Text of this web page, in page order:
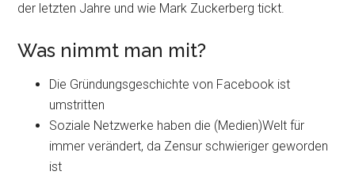
der letzten Jahre und wie Mark Zuckerberg tickt.
Was nimmt man mit?
Die Gründungsgeschichte von Facebook ist
umstritten
Soziale Netzwerke haben die (Medien)Welt für
immer verändert, da Zensur schwieriger geworden
ist